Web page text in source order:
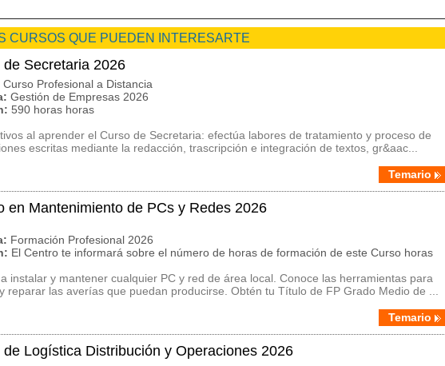
CURSOS QUE PUEDEN INTERESARTE
de Secretaria 2026
Curso Profesional a Distancia
Gestión de Empresas 2026
590 horas horas
al aprender el Curso de Secretaria: efectúa labores de tratamiento y proceso de
escritas mediante la redacción, trascripción e integración de textos, gr&aac...
Temario
en Mantenimiento de PCs y Redes 2026
Formación Profesional 2026
El Centro te informará sobre el número de horas de formación de este Curso horas
instalar y mantener cualquier PC y red de área local. Conoce las herramientas para
reparar las averías que puedan producirse. Obtén tu Título de FP Grado Medio de ...
Temario
de Logística Distribución y Operaciones 2026